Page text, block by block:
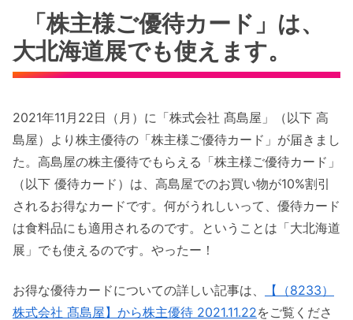
「株主様ご優待カード」は、
大北海道展でも使えます。
2021年11月22日（月）に「株式会社 髙島屋」（以下 高
島屋）より株主優待の「株主様ご優待カード」が届きまし
た。高島屋の株主優待でもらえる「株主様ご優待カード」
（以下 優待カード）は、高島屋でのお買い物が10%割引
されるお得なカードです。何がうれしいって、優待カード
は食料品にも適用されるのです。ということは「大北海道
展」でも使えるのです。やったー！
お得な優待カードについての詳しい記事は、
【（8233）
株式会社 髙島屋】から株主優待 2021.11.22をご覧くださ